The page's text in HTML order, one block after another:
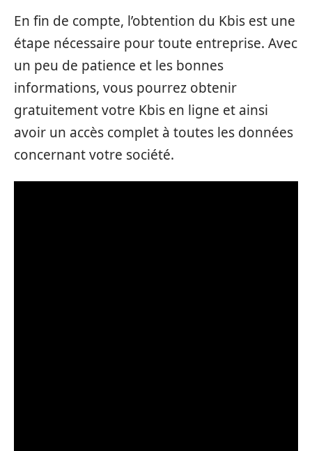
En fin de compte, l’obtention du Kbis est une
étape nécessaire pour toute entreprise. Avec
un peu de patience et les bonnes
informations, vous pourrez obtenir
gratuitement votre Kbis en ligne et ainsi
avoir un accès complet à toutes les données
concernant votre société.